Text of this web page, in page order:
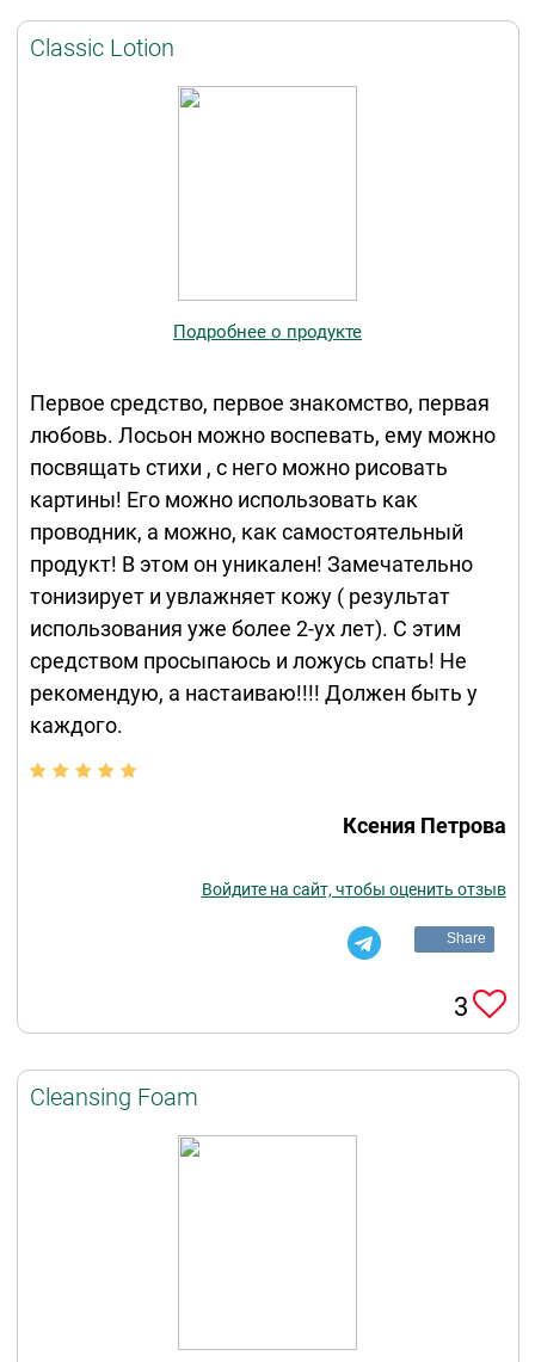
Classic Lotion
Подробнее о продукте
Первое средство, первое знакомство, первая
любовь. Лосьон можно воспевать, ему можно
посвящать стихи , с него можно рисовать
картины! Его можно использовать как
проводник, а можно, как самостоятельный
продукт! В этом он уникален! Замечательно
тонизирует и увлажняет кожу ( результат
использования уже более 2-ух лет). С этим
средством просыпаюсь и ложусь спать! Не
рекомендую, а настаиваю!!!! Должен быть у
каждого.
Ксения Петрова
Войдите на сайт, чтобы оценить отзыв
Share
3
Cleansing Foam